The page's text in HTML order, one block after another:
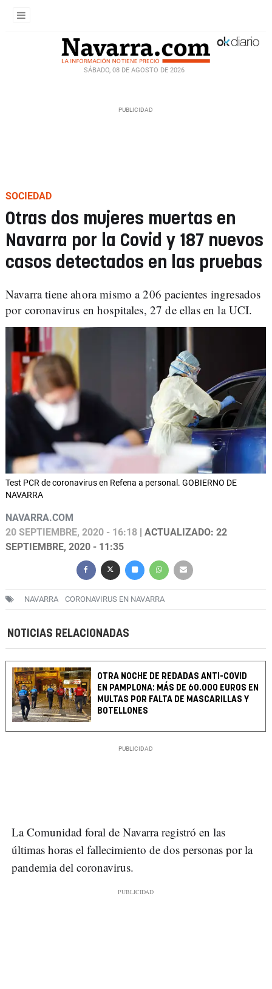
SÁBADO, 08 DE AGOSTO DE 2026
SOCIEDAD
Otras dos mujeres muertas en
Navarra por la Covid y 187 nuevos
casos detectados en las pruebas
Navarra tiene ahora mismo a 206 pacientes ingresados
por coronavirus en hospitales, 27 de ellas en la UCI.
Test PCR de coronavirus en Refena a personal. GOBIERNO DE
NAVARRA
NAVARRA.COM
20 SEPTIEMBRE, 2020 - 16:18 | ACTUALIZADO: 22
SEPTIEMBRE, 2020 - 11:35
NAVARRA CORONAVIRUS EN NAVARRA
NOTICIAS RELACIONADAS
OTRA NOCHE DE REDADAS ANTI-COVID
EN PAMPLONA: MÁS DE 60.000 EUROS EN
MULTAS POR FALTA DE MASCARILLAS Y
BOTELLONES
La Comunidad foral de Navarra registró en las
últimas horas el fallecimiento de dos personas por la
pandemia del coronavirus.